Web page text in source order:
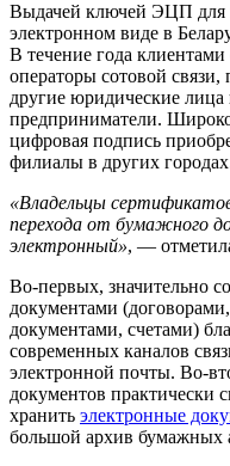
Выдачей ключей ЭЦП для
электронном виде в
В течение года
операторы сотовой связи,
другие юридические
предприниматели.
цифровая подпись
филиалы в других
«Владельцы
перехода от бумажного
электронный», —
Во-первых, значительно
документами
документами, счетами)
современных каналов
электронной почты. Во-
документов практически
хранить электронные
большой архив бумажных